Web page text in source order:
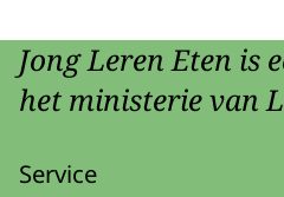
Jong Leren Eten is
het ministerie van
Service